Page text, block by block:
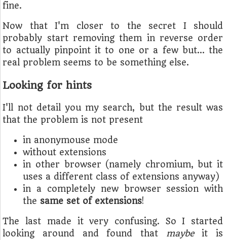
fine.
Now that I'm closer to the secret I should
probably start removing them in reverse order
to actually pinpoint it to one or a few but… the
real problem seems to be something else.
Looking for hints
I'll not detail you my search, but the result was
that the problem is not present
in anonymouse mode
without extensions
in other browser (namely chromium, but it
uses a different class of extensions anyway)
in a completely new browser session with
the same set of extensions!
The last made it very confusing. So I started
looking around and found that maybeit is